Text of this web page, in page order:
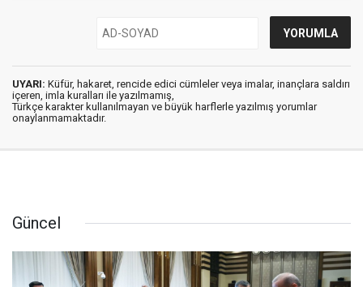
UYARI: Küfür, hakaret, rencide edici cümleler veya imalar, inançlara saldırı
içeren, imla kuralları ile yazılmamış,
Türkçe karakter kullanılmayan ve büyük harflerle yazılmış yorumlar
onaylanmamaktadır.
Güncel